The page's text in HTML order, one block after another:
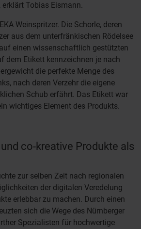
erklärt Tobias Eismann.
Weinspritzer. Die Schorle, deren
aus dem unterfränkischen Rödelsee
einen wissenschaftlich gestützten
dem Etikett kennzeichnen je nach
die perfekte Menge des
nach deren Verzehr die eigene
Schub erfährt. Das Etikett war
wichtiges Element des Produkts.
co-kreative Produkte als
zur selben Zeit nach regionalen
der digitalen Veredelung
erlebbar zu machen. Durch einen
sich die Wege des Nürnberger
Spezialisten für hochwertige